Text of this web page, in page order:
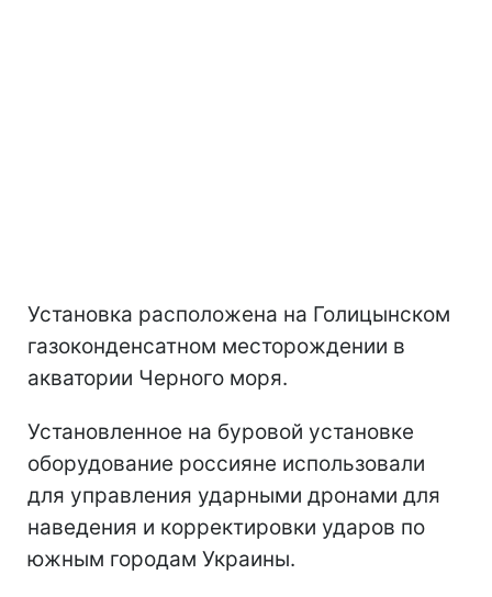
Установка расположена на Голицынском
газоконденсатном месторождении в
акватории Черного моря.
Установленное на буровой установке
оборудование россияне использовали
для управления ударными дронами для
наведения и корректировки ударов по
южным городам Украины.